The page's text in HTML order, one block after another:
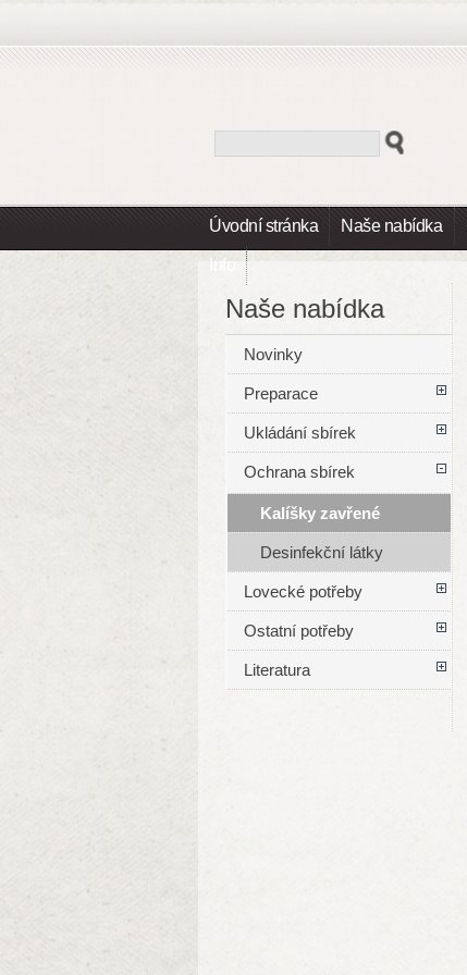
Úvodní stránka Naše nabídka
Info
Naše nabídka
Novinky
Preparace
Ukládání sbírek
Ochrana sbírek
Kalíšky zavřené
Desinfekční látky
Lovecké potřeby
Ostatní potřeby
Literatura